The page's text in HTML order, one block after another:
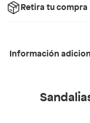
Retira tu compra
Información